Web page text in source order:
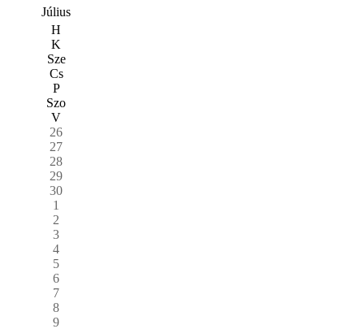
Július
H
K
Sze
Cs
P
Szo
V
26
27
28
29
30
1
2
3
4
5
6
7
8
9